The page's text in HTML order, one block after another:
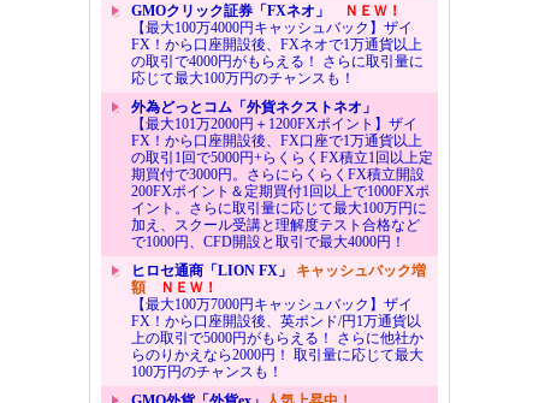
GMOクリック証券「FXネオ」
ＮＥＷ！
【最大100万4000円キャッシュバック】ザイ
FX！から口座開設後、FXネオで1万通貨以上
の取引で4000円がもらえる！ さらに取引量に
応じて最大100万円のチャンスも！
外為どっとコム「外貨ネクストネオ」
【最大101万2000円＋1200FXポイント】ザイ
FX！から口座開設後、FX口座で1万通貨以上
の取引1回で5000円+らくらくFX積立1回以上定
期買付で3000円。さらにらくらくFX積立開設
200FXポイント＆定期買付1回以上で1000FXポ
イント。さらに取引量に応じて最大100万円に
加え、スクール受講と理解度テスト合格など
で1000円、CFD開設と取引で最大4000円！
ヒロセ通商「LION FX」 キャッシュバック増
額ＮＥＷ！
【最大100万7000円キャッシュバック】ザイ
FX！から口座開設後、英ポンド/円1万通貨以
上の取引で5000円がもらえる！ さらに他社か
らのりかえなら2000円！ 取引量に応じて最大
100万円のチャンスも！